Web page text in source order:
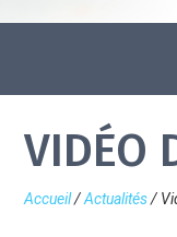
VIDÉO
Accueil/Actualités/